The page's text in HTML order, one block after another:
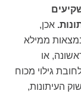
אכן,
ממילא
או
גילוי מכוח
העיתונות,